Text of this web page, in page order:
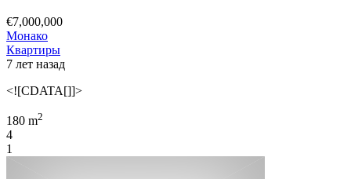
€7,000,000
Монако
Квартиры
7 лет назад
<![CDATA[]]>
180 m2
4
1